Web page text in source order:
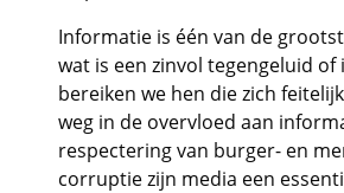
Informatie is één van de
wat is een zinvol tegengeluid
bereiken we hen die zich
weg in de overvloed aan
respectering van burger- en
corruptie zijn media een